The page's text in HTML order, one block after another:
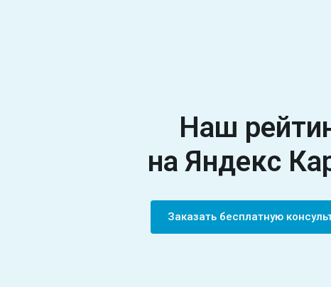
Наш
наЯндекс
Заказать бесплатную